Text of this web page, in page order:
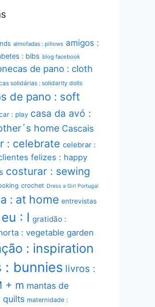
almofadas : pillows amigos :
: bibs blog facebook
de pano : cloth
solidárias : solidarity dolls
de pano : soft
: play casa da avó :
home Cascais
: celebrate celebrar :
felizes : happy
costurar : sewing
crochet Dress a Girl Portugal
: at home entrevistas
eu : I gratidão :
: vegetable garden
: inspiration
: bunnies livros :
+ m mantas de
quilts maternidade :